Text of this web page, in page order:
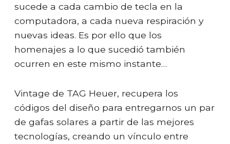
sucede a cada cambio de tecla en la
computadora, a cada nueva respiración y
nuevas ideas. Es por ello que los
homenajes a lo que sucedió también
ocurren en este mismo instante…
Vintage de TAG Heuer, recupera los
códigos del diseño para entregarnos un par
de gafas solares a partir de las mejores
tecnologías, creando un vínculo entre